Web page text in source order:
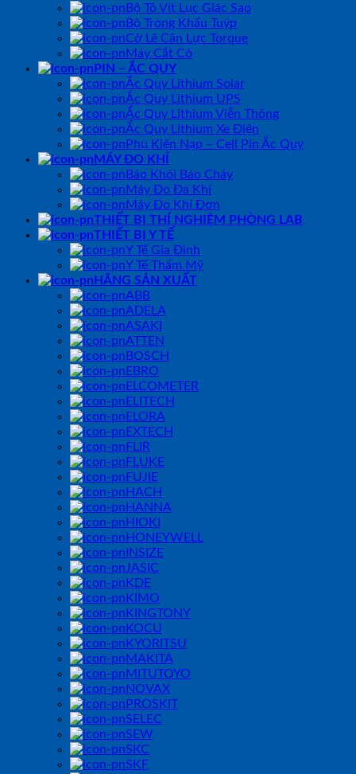
Bộ Tô Vít Lục Giác Sao
Bộ Tròng Khẩu Tuýp
Cờ Lê Cân Lực Torque
Máy Cắt Cỏ
PIN – ẮC QUY
Ắc Quy Lithium Solar
Ắc Quy Lithium UPS
Ắc Quy Lithium Viễn Thông
Ắc Quy Lithium Xe Điện
Phụ Kiện Nạp – Cell Pin Ắc Quy
MÁY ĐO KHÍ
Báo Khói Báo Cháy
Máy Đo Đa Khí
Máy Đo Khí Đơn
THIẾT BỊ THÍ NGHIỆM PHÒNG LAB
THIẾT BỊ Y TẾ
Y Tế Gia Đình
Y Tế Thẩm Mỹ
HÃNG SẢN XUẤT
ABB
ADELA
ASAKI
ATTEN
BOSCH
EBRO
ELCOMETER
ELITECH
ELORA
EXTECH
FLIR
FLUKE
FUJIE
HACH
HANNA
HIOKI
HONEYWELL
INSIZE
JASIC
KDE
KIMO
KINGTONY
KOCU
KYORITSU
MAKITA
MITUTOYO
NOVAX
PROSKIT
SELEC
SEW
SKC
SKF